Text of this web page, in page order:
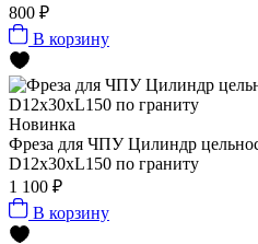
800 ₽
В корзину
Новинка
Фреза для ЧПУ Цилиндр
D12х30xL150 по граниту
1 100 ₽
В корзину